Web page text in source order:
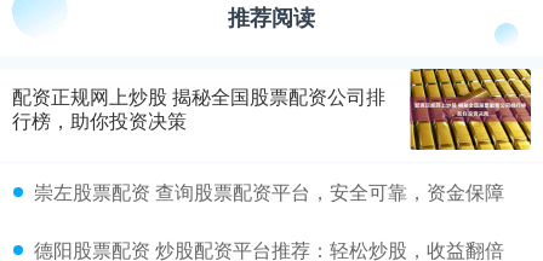
推荐阅读
配资正规网上炒股 揭秘全国股票配资公司排
行榜，助你投资决策
崇左股票配资 查询股票配资平台，安全可靠，资金保障
德阳股票配资 炒股配资平台推荐：轻松炒股，收益翻倍